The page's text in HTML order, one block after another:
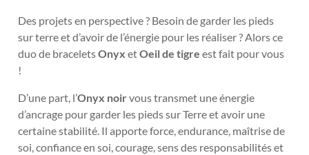
Des projets en perspective ? Besoin de garder les pieds
sur terre et d’avoir de l’énergie pour les réaliser ? Alors ce
duo de braceletsOnyx etOeil de tigre est fait pour vous
!
D’une part, l’Onyx noirvoustransmet une énergie
d’ancrage pour garder les pieds sur Terre et avoir une
certaine stabilité. Il apporte force, endurance, maîtrise de
soi, confiance en soi, courage, sens des responsabilités et